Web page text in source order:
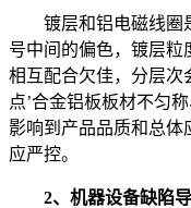
镀层和铝电磁线圈
号中间的偏色，镀层粒
相互配合欠佳，分层次
点’合金铝板板材不匀
影响到产品品质和总体
应严控。
2、机器设备缺陷